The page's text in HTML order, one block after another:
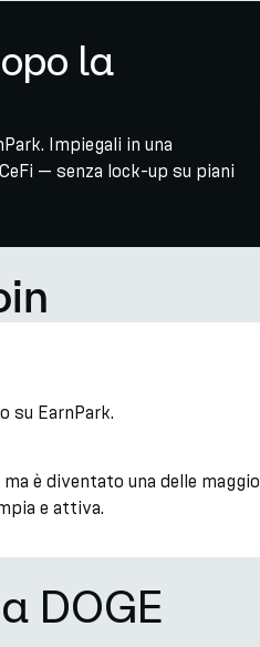
la
Impiegali in una
— senza lock-up su piani
su EarnPark.
è diventato una delle
e attiva.
DOGE